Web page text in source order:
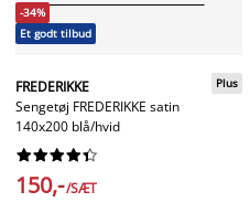
-34%
Et godt tilbud
FREDERIKKE
Sengetøj FREDERIKKE satin
140x200 blå/hvid
Plus






150,-/SÆT